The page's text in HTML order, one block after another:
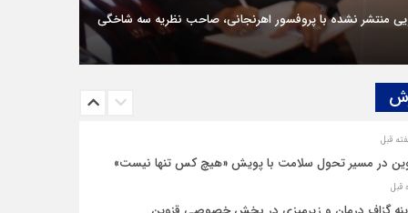
منتشر نشده با پروفسور اهرنجانی، صاحب نظریه سه‌ شاخگی
در مسیر تحول سلامت با پویش «هیچ‌ کس تنها نیست»